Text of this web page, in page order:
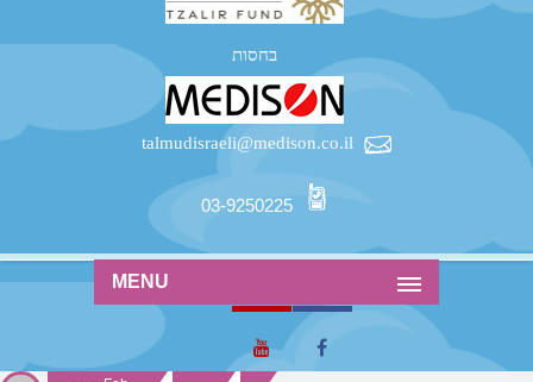
בחסות
talmudisraeli@medison.co.il
03-9250225
MENU